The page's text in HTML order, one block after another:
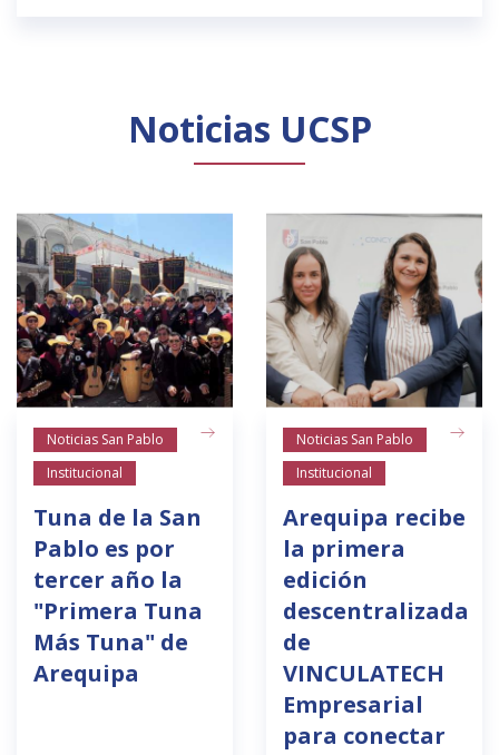
Noticias UCSP
Noticias San Pablo
Institucional
Tuna de la San
Pablo es por
tercer año la
"Primera Tuna
Más Tuna" de
Arequipa
Noticias San Pablo
Institucional
Arequipa recibe
la primera
edición
descentralizada
de
VINCULATECH
Empresarial
para conectar